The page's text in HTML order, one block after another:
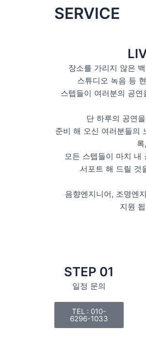
SERVICE
장소를 가리지 않은
스튜디오 녹음 등
스텝들이 여러분의 공
단 하루의 공연
준비 해 오신 여러분들의
록,
모든 스텝들이 마치 내
서포트 해 드릴 것
음향엔지니어, 조명엔
지원
STEP 01
일정 문의
TEL : 010-
6296-1033